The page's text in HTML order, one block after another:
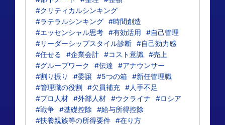
#クリティカルシンキング
#ラテラルシンキング #時間創造
#エッセンシャル思考 #有効活用
#自己管理
#リーダーシップスタイル診断 #自己効力感
#任せる
#企業会計 #コスト意識 #売上
#グループワーク
#伝達
#アナウンサー
#割り振り
#委譲 #5つの箱 #新任管理職
#管理職の役割 #欠員補充 #人手不足
#プロ人材 #外部人材 #ウクライナ
#ロシア
#戦争 #基礎控除
#給与所得控除
#扶養親族等の所得要件 #在り方